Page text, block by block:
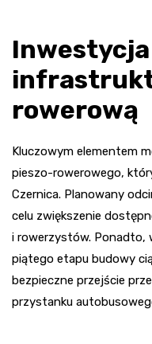
rowerową
Kluczowym elementem
pieszo-rowerowego,
Czernica. Planowany
celu zwiększenie
i rowerzystów. Ponadto,
piątego etapu budowy
bezpieczne przejście
przystanku